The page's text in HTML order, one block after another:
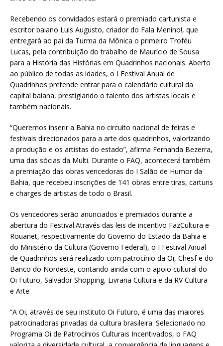
Recebendo os convidados estará o premiado cartunista e
escritor baiano Luis Augusto, criador do Fala Menino!, que
entregará ao pai da Turma da Mônica o primeiro Troféu
Lucas, pela contribuição do trabalho de Maurício de Sousa
para a História das Histórias em Quadrinhos nacionais. Aberto
ao público de todas as idades, o I Festival Anual de
Quadrinhos pretende entrar para o calendário cultural da
capital baiana, prestigiando o talento dos artistas locais e
também nacionais.
“Queremos inserir a Bahia no circuito nacional de feiras e
festivais direcionados para a arte dos quadrinhos, valorizando
a produção e os artistas do estado”, afirma Fernanda Bezerra,
uma das sócias da Multi. Durante o FAQ, acontecerá também
a premiação das obras vencedoras do I Salão de Humor da
Bahia, que recebeu inscrições de 141 obras entre tiras, cartuns
e charges de artistas de todo o Brasil.
Os vencedores serão anunciados e premiados durante a
abertura do Festival.Através das leis de incentivo FazCultura e
Rouanet, respectivamente do Governo do Estado da Bahia e
do Ministério da Cultura (Governo Federal), o I Festival Anual
de Quadrinhos será realizado com patrocínio da Oi, Chesf e do
Banco do Nordeste, contando ainda com o apoio cultural do
Oi Futuro, Salvador Shopping, Livraria Cultura e da RV Cultura
e Arte.
“A Oi, através de seu instituto Oi Futuro, é uma das maiores
patrocinadoras privadas da cultura brasileira. Selecionado no
Programa Oi de Patrocínios Culturais Incentivados, o FAQ